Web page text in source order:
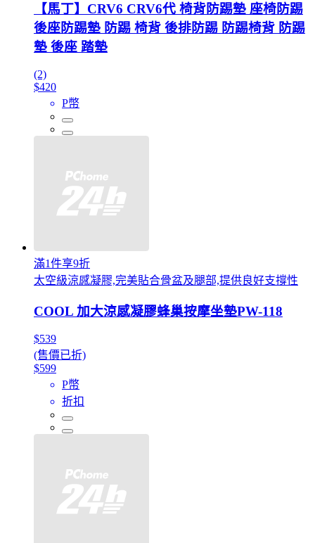
【馬丁】CRV6 CRV6代 椅背防踢墊 座椅防踢
後座防踢墊 防踢 椅背 後排防踢 防踢椅背 防踢
墊 後座 踏墊
(2)
$420
P幣
滿1件享9折
太空級涼感凝膠,完美貼合骨盆及腿部,提供良好支撐性
COOL 加大涼感凝膠蜂巢按摩坐墊PW-118
$539
(售價已折)
$599
P幣
折扣